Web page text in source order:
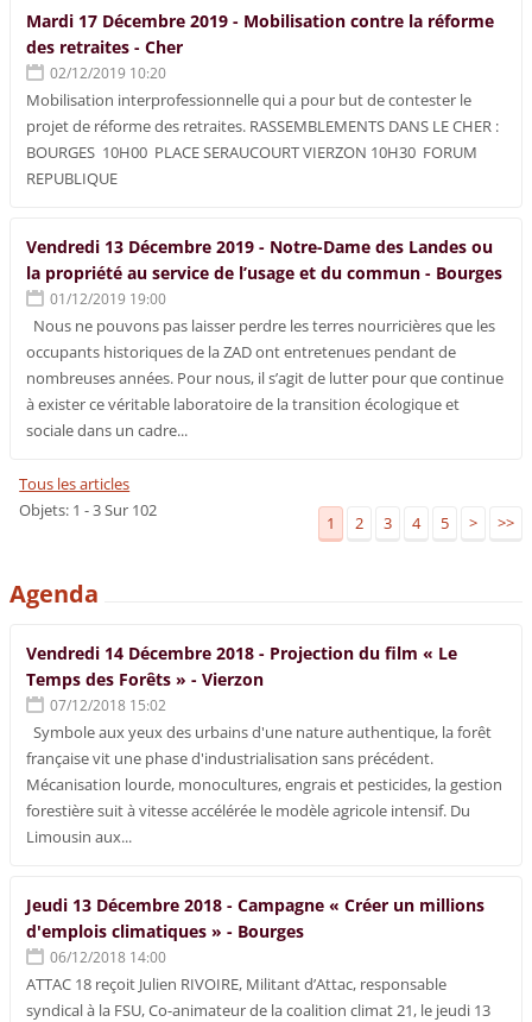
Mardi 17 Décembre 2019 - Mobilisation contre la réforme
des retraites - Cher
02/12/2019 10:20
Mobilisation interprofessionnelle qui a pour but de contester le
projet de réforme des retraites. RASSEMBLEMENTS DANS LE CHER :
BOURGES 10H00 PLACE SERAUCOURT VIERZON 10H30 FORUM
REPUBLIQUE
Vendredi 13 Décembre 2019 - Notre-Dame des Landes ou
la propriété au service de l’usage et du commun - Bourges
01/12/2019 19:00
Nous ne pouvons pas laisser perdre les terres nourricières que les
occupants historiques de la ZAD ont entretenues pendant de
nombreuses années. Pour nous, il s’agit de lutter pour que continue
à exister ce véritable laboratoire de la transition écologique et
sociale dans un cadre...
Tous les articles
Objets: 1 - 3 Sur 102
1 2 3 4 5 > >>
Agenda
Vendredi 14 Décembre 2018 - Projection du film « Le
Temps des Forêts » - Vierzon
07/12/2018 15:02
Symbole aux yeux des urbains d'une nature authentique, la forêt
française vit une phase d'industrialisation sans précédent.
Mécanisation lourde, monocultures, engrais et pesticides, la gestion
forestière suit à vitesse accélérée le modèle agricole intensif. Du
Limousin aux...
Jeudi 13 Décembre 2018 - Campagne « Créer un millions
d'emplois climatiques » - Bourges
06/12/2018 14:00
ATTAC 18 reçoit Julien RIVOIRE, Militant d’Attac, responsable
syndical à la FSU, Co-animateur de la coalition climat 21, le jeudi 13